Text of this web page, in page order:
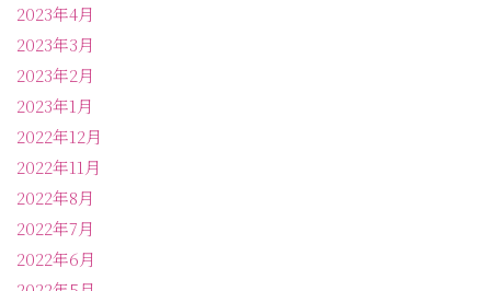
2023年4月
2023年3月
2023年2月
2023年1月
2022年12月
2022年11月
2022年8月
2022年7月
2022年6月